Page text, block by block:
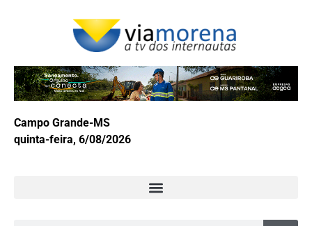
Campo Grande-MS
quinta-feira, 6/08/2026